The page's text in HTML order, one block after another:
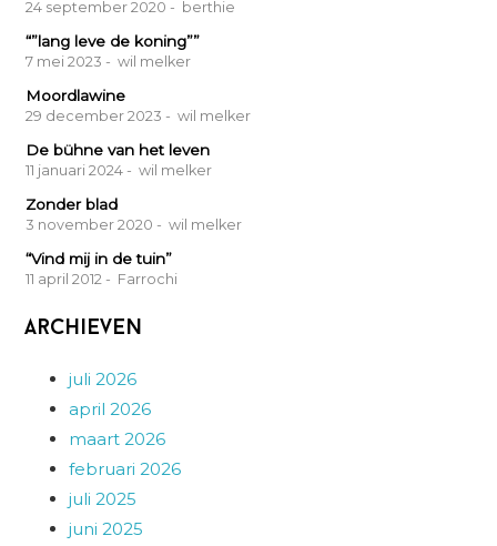
24 september 2020 - berthie
“”lang leve de koning””
7 mei 2023 - wil melker
Moordlawine
29 december 2023 - wil melker
De bühne van het leven
11 januari 2024 - wil melker
Zonder blad
3 november 2020 - wil melker
“Vind mij in de tuin”
11 april 2012 - Farrochi
Archieven
juli 2026
april 2026
maart 2026
februari 2026
juli 2025
juni 2025